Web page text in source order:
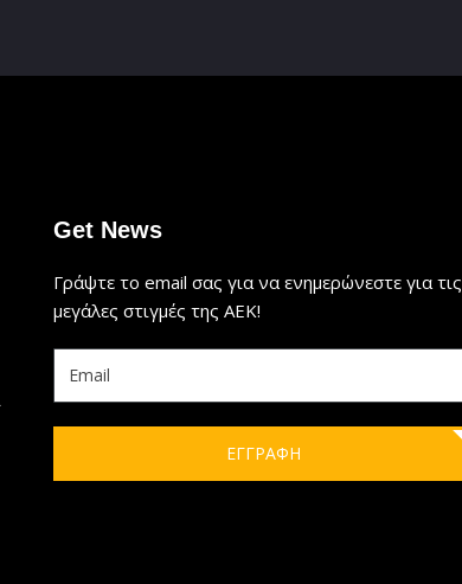
Get News
Γράψτε το email σας για να ενημερώνεστε για τις
μεγάλες στιγμές της ΑΕΚ!
ΕΓΓΡΑΦΗ